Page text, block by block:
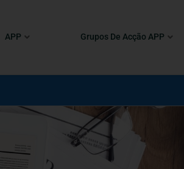
APP Grupos De Acção APP